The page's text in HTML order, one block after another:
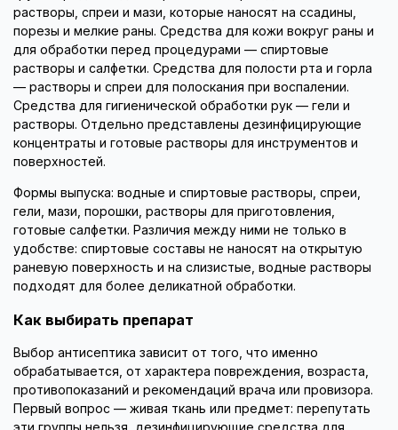
растворы, спреи и мази, которые наносят на ссадины,
порезы и мелкие раны. Средства для кожи вокруг раны и
для обработки перед процедурами — спиртовые
растворы и салфетки. Средства для полости рта и горла
— растворы и спреи для полоскания при воспалении.
Средства для гигиенической обработки рук — гели и
растворы. Отдельно представлены дезинфицирующие
концентраты и готовые растворы для инструментов и
поверхностей.
Формы выпуска: водные и спиртовые растворы, спреи,
гели, мази, порошки, растворы для приготовления,
готовые салфетки. Различия между ними не только в
удобстве: спиртовые составы не наносят на открытую
раневую поверхность и на слизистые, водные растворы
подходят для более деликатной обработки.
Как выбирать препарат
Выбор антисептика зависит от того, что именно
обрабатывается, от характера повреждения, возраста,
противопоказаний и рекомендаций врача или провизора.
Первый вопрос — живая ткань или предмет: перепутать